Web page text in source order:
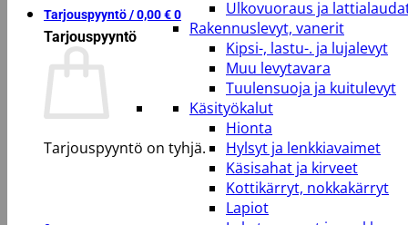
Tarjouspyyntö /0,00€0
Tarjouspyyntö
Tarjouspyyntö on tyhjä.
Ulkovuoraus ja
Rakennuslevyt, vanerit
Kipsi-, lastu-. ja lujalevyt
Muu levytavara
Tuulensuoja ja kuitulevyt
Käsityökalut
Hionta
Hylsyt ja lenkkiavaimet
Käsisahat ja kirveet
Kottikärryt, nokkakärryt
Lapiot